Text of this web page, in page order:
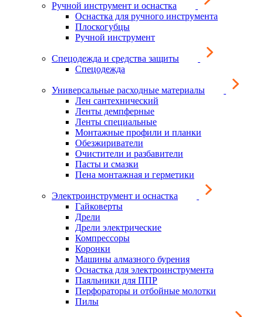
Ручной инструмент и оснастка
Оснастка для ручного инструмента
Плоскогубцы
Ручной инструмент
Спецодежда и средства защиты
Спецодежда
Универсальные расходные материалы
Лен сантехнический
Ленты демпферные
Ленты специальные
Монтажные профили и планки
Обезжириватели
Очистители и разбавители
Пасты и смазки
Пена монтажная и герметики
Электроинструмент и оснастка
Гайковерты
Дрели
Дрели электрические
Компрессоры
Коронки
Машины алмазного бурения
Оснастка для электроинструмента
Паяльники для ППР
Перфораторы и отбойные молотки
Пилы